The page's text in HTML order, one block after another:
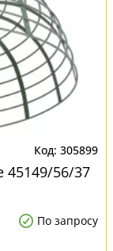
305899
45149/56/37
По запросу